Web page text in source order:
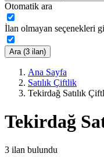
Otomatik ara
İlan olmayan seçenekleri
Ara (3 ilan)
Ana Sayfa
Satılık Çiftlik
Tekirdağ Satılık
Tekirdağ
3 ilan bulundu